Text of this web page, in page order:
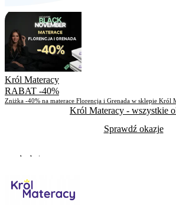
Król Materacy
RABAT -40%
Zniżka -40% na materace Florencja i Grenada w sklepie Król
Król Materacy - wszystkie
Sprawdź okazje
Do odwołania
Skorzystało